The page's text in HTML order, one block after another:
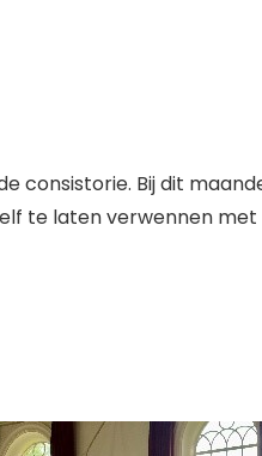
consistorie. Bij dit
te laten verwennen